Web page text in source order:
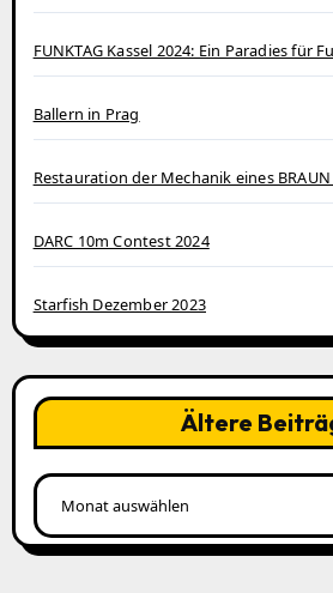
FUNKTAG Kassel 2024: Ein Paradies für
Ballern in Prag
Restauration der Mechanik eines BRAUN
DARC 10m Contest 2024
Starfish Dezember 2023
Ältere
Ältere
Beiträge